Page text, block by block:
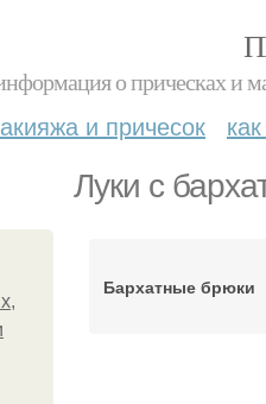
о прическах и
и причесок
Луки с
Бархатные брюки